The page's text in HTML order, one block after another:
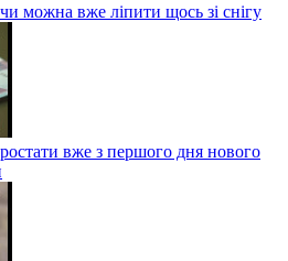
можна вже ліпити щось зі снігу
вже з першого дня нового